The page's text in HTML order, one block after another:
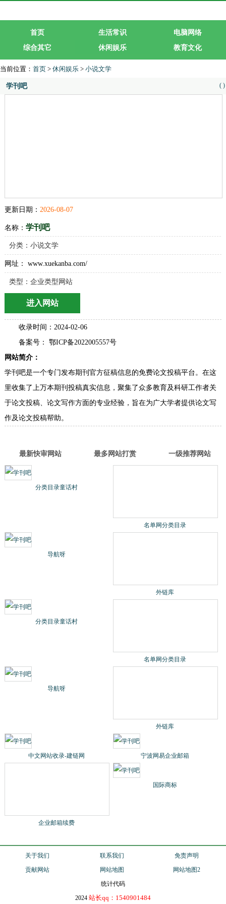
首页 生活常识
电脑网络
综合其它
休闲娱乐
教育文化
当前位置： 首页 > 休闲娱乐 > 小说文学
学刊吧 ( )
更新日期： 2026-08-07
名称： 学刊吧
分类： 小说文学
网址： www.xuekanba.com/
类型：企业类型网站
进入网站
收录时间：2024-02-06
备案号： 鄂ICP备2022005557号
网站简介：
学刊吧是一个专门发布期刊官方征稿信息的免费论文投稿平台。在这
里收集了上万本期刊投稿真实信息，聚集了众多教育及科研工作者关
于论文投稿、论文写作方面的专业经验，旨在为广大学者提供论文写
作及论文投稿帮助。
最新快审网站 最多网站打赏 一级推荐网站
名单网分类目录
外链库
名单网分类目录
外链库
企业邮箱续费 国际商标
联系我们